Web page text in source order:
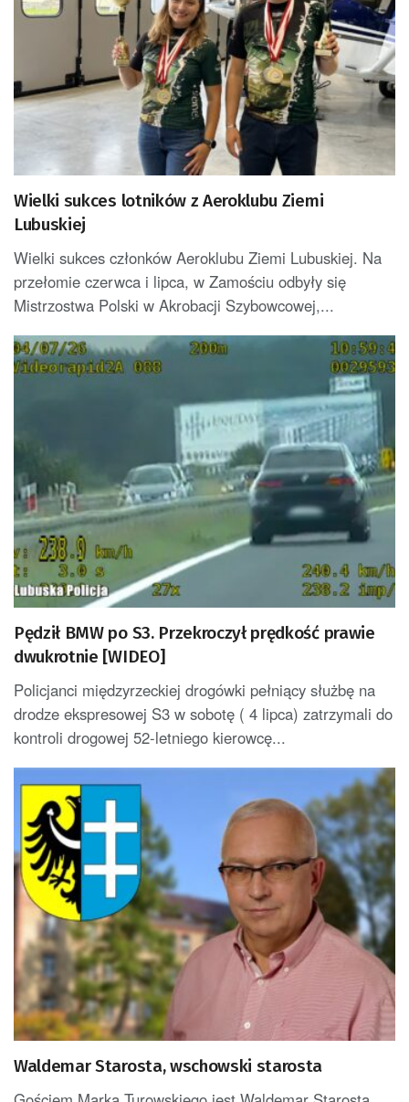
Wielki sukces lotników z Aeroklubu Ziemi
Lubuskiej
Wielki sukces członków Aeroklubu Ziemi Lubuskiej. Na
przełomie czerwca i lipca, w Zamościu odbyły się
Mistrzostwa Polski w Akrobacji Szybowcowej,...
Pędził BMW po S3. Przekroczył prędkość prawie
dwukrotnie [WIDEO]
Policjanci międzyrzeckiej drogówki pełniący służbę na
drodze ekspresowej S3 w sobotę ( 4 lipca) zatrzymali do
kontroli drogowej 52-letniego kierowcę...
Waldemar Starosta, wschowski starosta